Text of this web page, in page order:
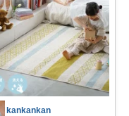
kankankan